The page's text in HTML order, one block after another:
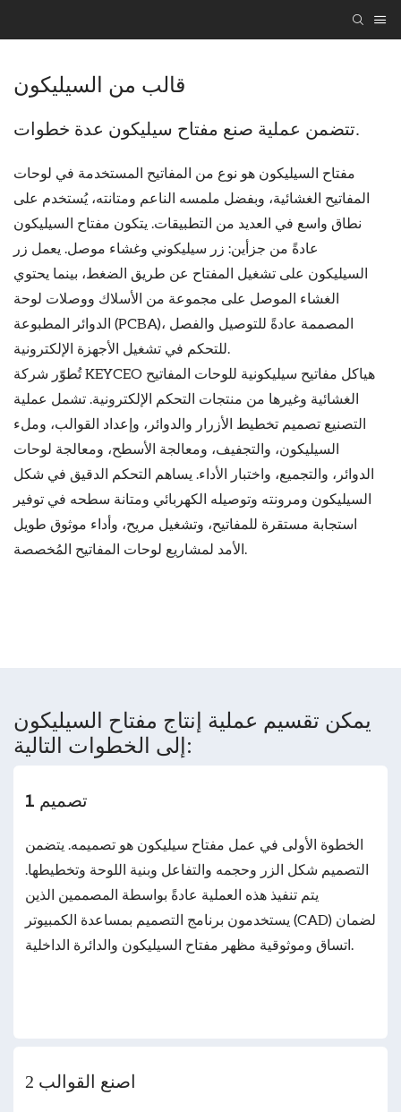
قالب من السيليكون
تتضمن عملية صنع مفتاح سيليكون عدة خطوات.
مفتاح السيليكون هو نوع من المفاتيح المستخدمة في لوحات
المفاتيح الغشائية، وبفضل ملمسه الناعم ومتانته، يُستخدم على
نطاق واسع في العديد من التطبيقات. يتكون مفتاح السيليكون
عادةً من جزأين: زر سيليكوني وغشاء موصل. يعمل زر
السيليكون على تشغيل المفتاح عن طريق الضغط، بينما يحتوي
الغشاء الموصل على مجموعة من الأسلاك ووصلات لوحة
الدوائر المطبوعة (PCBA)، المصممة عادةً للتوصيل والفصل
للتحكم في تشغيل الأجهزة الإلكترونية.
تُطوّر شركة KEYCEO هياكل مفاتيح سيليكونية للوحات المفاتيح
الغشائية وغيرها من منتجات التحكم الإلكترونية. تشمل عملية
التصنيع تصميم تخطيط الأزرار والدوائر، وإعداد القوالب، وملء
السيليكون، والتجفيف، ومعالجة الأسطح، ومعالجة لوحات
الدوائر، والتجميع، واختبار الأداء. يساهم التحكم الدقيق في شكل
السيليكون ومرونته وتوصيله الكهربائي ومتانة سطحه في توفير
استجابة مستقرة للمفاتيح، وتشغيل مريح، وأداء موثوق طويل
الأمد لمشاريع لوحات المفاتيح المُخصصة.
يمكن تقسيم عملية إنتاج مفتاح السيليكون
إلى الخطوات التالية:
1 تصميم
الخطوة الأولى في عمل مفتاح سيليكون هو تصميمه. يتضمن
التصميم شكل الزر وحجمه والتفاعل وبنية اللوحة وتخطيطها.
يتم تنفيذ هذه العملية عادةً بواسطة المصممين الذين
يستخدمون برنامج التصميم بمساعدة الكمبيوتر (CAD) لضمان
اتساق وموثوقية مظهر مفتاح السيليكون والدائرة الداخلية.
2 اصنع القوالب